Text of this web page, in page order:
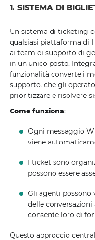
1. SISTEMA DI
Un sistema di ticketing
qualsiasi piattaforma di
ai team di supporto di
in un unico posto.
funzionalità converte i
supporto, che gli
prioritizzare e risolvere
Come funziona:
Ogni messaggio
viene
I ticket sono
possono essere
Gli agenti possono
delle
consente loro di
Questo approccio